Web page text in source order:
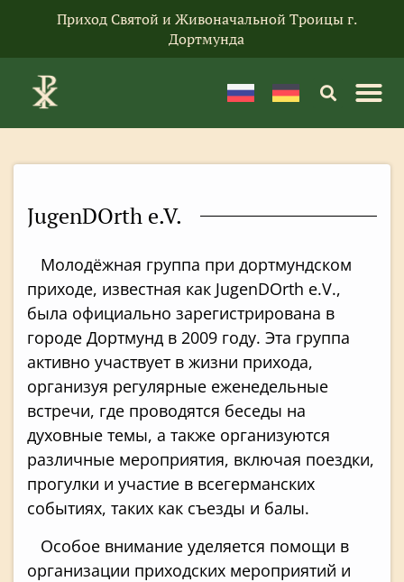
Приход Святой и Живоначальной Троицы г.
Дортмунда
JugenDOrth e.V.
Молодёжная группа при дортмундском
приходе, известная как JugenDOrth e.V.,
была официально зарегистрирована в
городе Дортмунд в 2009 году. Эта группа
активно участвует в жизни прихода,
организуя регулярные еженедельные
встречи, где проводятся беседы на
духовные темы, а также организуются
различные мероприятия, включая поездки,
прогулки и участие в всегерманских
событиях, таких как съезды и балы.
Особое внимание уделяется помощи в
организации приходских мероприятий и